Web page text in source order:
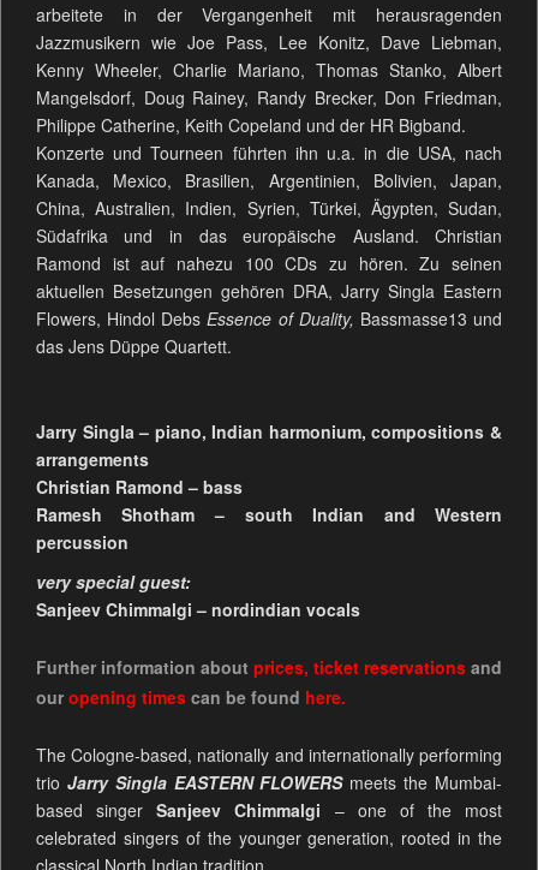
arbeitete in der Vergangenheit mit herausragenden
Jazzmusikern wie Joe Pass, Lee Konitz, Dave Liebman,
Kenny Wheeler, Charlie Mariano, Thomas Stanko, Albert
Mangelsdorf, Doug Rainey, Randy Brecker, Don Friedman,
Philippe Catherine, Keith Copeland und der HR Bigband.
Konzerte und Tourneen führten ihn u.a. in die USA, nach
Kanada, Mexico, Brasilien, Argentinien, Bolivien, Japan,
China, Australien, Indien, Syrien, Türkei, Ägypten, Sudan,
Südafrika und in das europäische Ausland. Christian
Ramond ist auf nahezu 100 CDs zu hören. Zu seinen
aktuellen Besetzungen gehören DRA, Jarry Singla Eastern
Flowers, Hindol DebsEssence of Duality, Bassmasse13 und
das Jens Düppe Quartett.
Jarry Singla – piano, Indian harmonium, compositions &
arrangements
Christian Ramond – bass
Ramesh Shotham – south Indian and Western
percussion
very special guest:
Sanjeev Chimmalgi – nordindian vocals
Further information about prices,ticket reservations and
our opening timescan be found here.
The Cologne-based, nationally and internationally performing
trio Jarry Singla EASTERN FLOWERSmeets the Mumbai-
based singerSanjeev Chimmalgi – one of the most
celebrated singers of the younger generation, rooted in the